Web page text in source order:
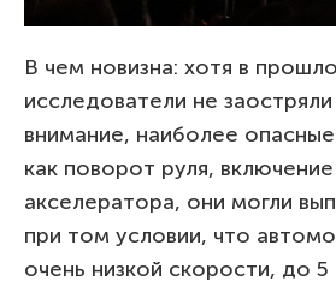
В чем новизна: хотя в
исследователи не
внимание, наиболее
как поворот руля,
акселератора, они могли
при том условии, что
очень низкой скорости, до 5